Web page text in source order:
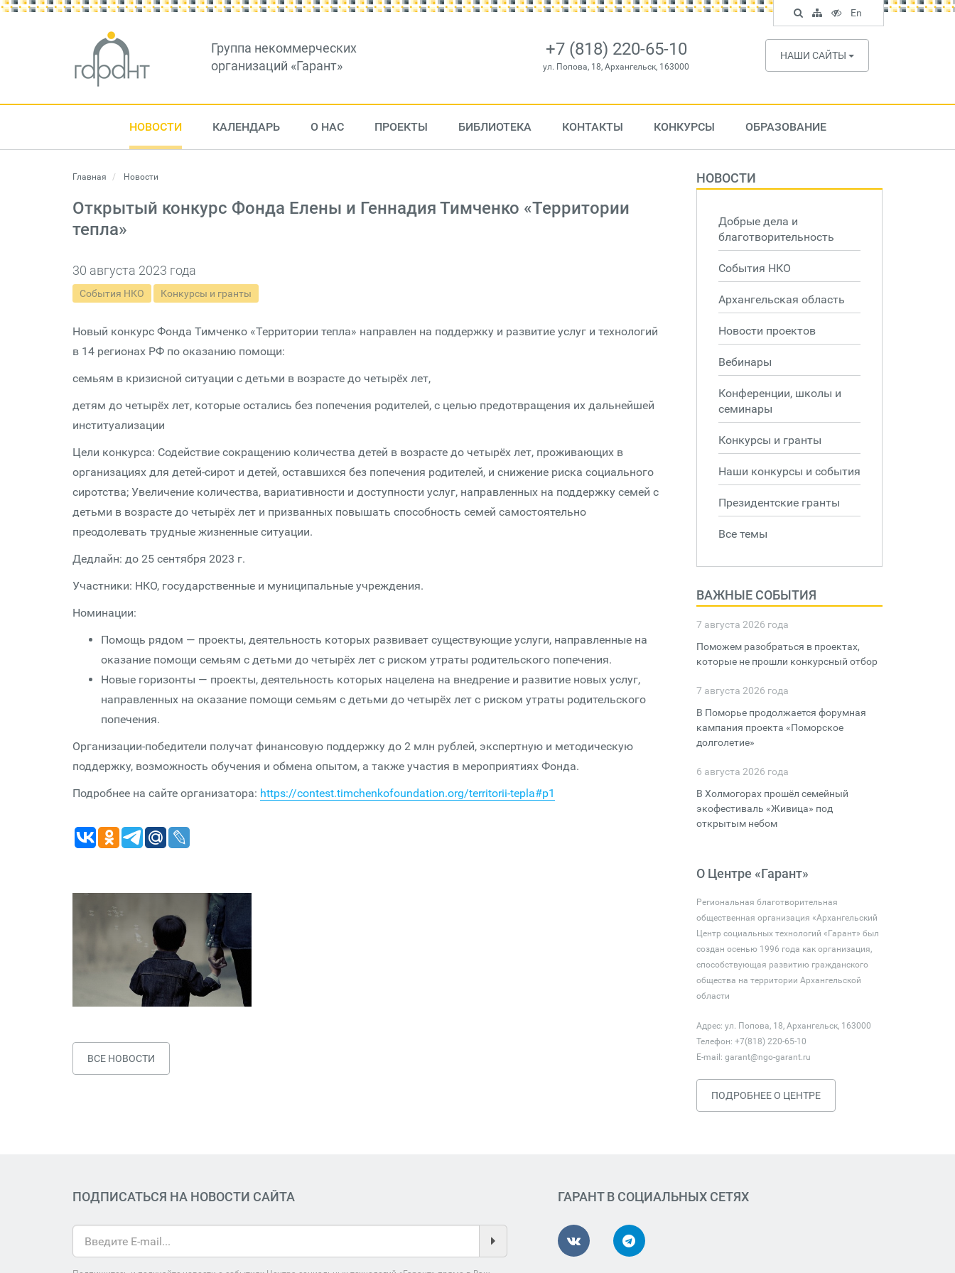
Группа некоммерческих
организаций «Гарант»
+7 (818) 220-65-10
ул. Попова, 18, Архангельск, 163000
НАШИ САЙТЫ
НОВОСТИ КАЛЕНДАРЬ О НАС ПРОЕКТЫ БИБЛИОТЕКА КОНТАКТЫ КОНКУРСЫ ОБРАЗОВАНИЕ
Главная Новости
Открытый конкурс Фонда Елены и Геннадия Тимченко «Территории
тепла»
30 августа 2023 года
События НКО Конкурсы и гранты
Новый конкурс Фонда Тимченко «Территории тепла» направлен на поддержку и развитие услуг и технологий
в 14 регионах РФ по оказанию помощи:
семьям в кризисной ситуации с детьми в возрасте до четырёх лет,
детям до четырёх лет, которые остались без попечения родителей, с целью предотвращения их дальнейшей
институализации
Цели конкурса: Содействие сокращению количества детей в возрасте до четырёх лет, проживающих в
организациях для детей-сирот и детей, оставшихся без попечения родителей, и снижение риска социального
сиротства; Увеличение количества, вариативности и доступности услуг, направленных на поддержку семей с
детьми в возрасте до четырёх лет и призванных повышать способность семей самостоятельно
преодолевать трудные жизненные ситуации.
Дедлайн: до 25 сентября 2023 г.
Участники: НКО, государственные и муниципальные учреждения.
Номинации:
Помощь рядом — проекты, деятельность которых развивает существующие услуги, направленные на
оказание помощи семьям с детьми до четырёх лет с риском утраты родительского попечения.
Новые горизонты — проекты, деятельность которых нацелена на внедрение и развитие новых услуг,
направленных на оказание помощи семьям с детьми до четырёх лет с риском утраты родительского
попечения.
Организации-победители получат финансовую поддержку до 2 млн рублей, экспертную и методическую
поддержку, возможность обучения и обмена опытом, а также участия в мероприятиях Фонда.
Подробнее на сайте организатора: https://contest.timchenkofoundation.org/territorii-tepla#p1
ВСЕ НОВОСТИ
НОВОСТИ
Добрые дела и
благотворительность
События НКО
Архангельская область
Новости проектов
Вебинары
Конференции, школы и
семинары
Конкурсы и гранты
Наши конкурсы и события
Президентские гранты
Все темы
ВАЖНЫЕ СОБЫТИЯ
7 августа 2026 года
Поможем разобраться в проектах,
которые не прошли конкурсный отбор
7 августа 2026 года
В Поморье продолжается форумная
кампания проекта «Поморское
долголетие»
6 августа 2026 года
В Холмогорах прошёл семейный
экофестиваль «Живица» под
открытым небом
О Центре «Гарант»
Региональная благотворительная
общественная организация «Архангельский
Центр социальных технологий «Гарант» был
создан осенью 1996 года как организация,
способствующая развитию гражданского
общества на территории Архангельской
области
Адрес: ул. Попова, 18, Архангельск, 163000
Телефон: +7(818) 220-65-10
E-mail: garant@ngo-garant.ru
ПОДРОБНЕЕ О ЦЕНТРЕ
ПОДПИСАТЬСЯ НА НОВОСТИ САЙТА ГАРАНТ В СОЦИАЛЬНЫХ СЕТЯХ
Поиск
по
сайту
Карта
сайта
Версия
для
слабовидящих
En
English